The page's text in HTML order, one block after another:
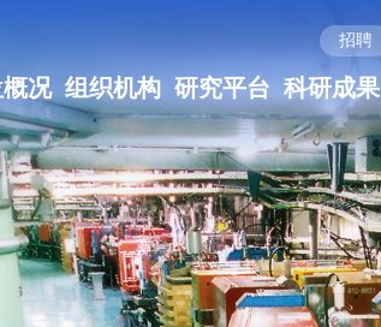
招聘
况 组织机构 研究平台 科研成果